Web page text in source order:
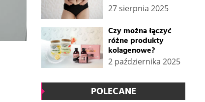
27 sierpnia 2025
Czy można łączyć
różne produkty
kolagenowe?
2 października 2025
POLECANE